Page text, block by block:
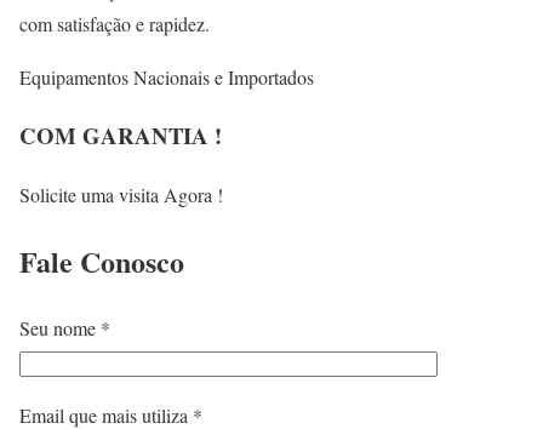
com satisfação e rapidez.
Equipamentos Nacionais e Importados
COM GARANTIA !
Solicite uma visita Agora !
Fale Conosco
Seu nome *
Email que mais utiliza *